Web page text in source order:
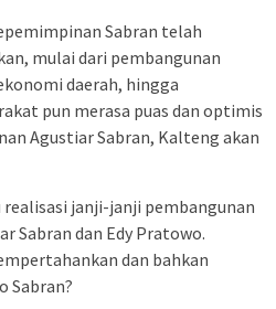
Sabran telah
mulai dari pembangunan
daerah, hingga
pun merasa puas dan optimis
Agustiar Sabran, Kalteng akan
janji-janji pembangunan
Sabran dan Edy Pratowo.
dan bahkan
Sabran?